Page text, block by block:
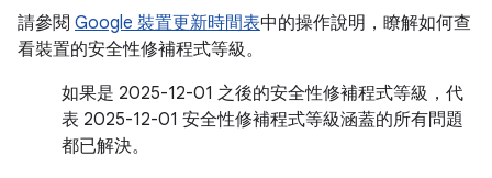
請參閱 Google 裝置更新時間表中的操作說明，瞭解如何查
看裝置的安全性修補程式等級。
如果是 2025-12-01 之後的安全性修補程式等級，代
表 2025-12-01 安全性修補程式等級涵蓋的所有問題
都已解決。